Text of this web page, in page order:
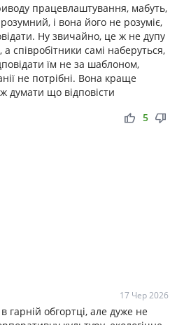
працевлаштування, мабуть,
і вона його не розуміє,
Ну звичайно, це ж не дупу
співробітники самі наберуться,
їм не за шаблоном,
не потрібні. Вона краще
думати що вiдповiсти
thumb_up thumb_down
5
17 Чер 2026
гарній обгортці, але дуже не